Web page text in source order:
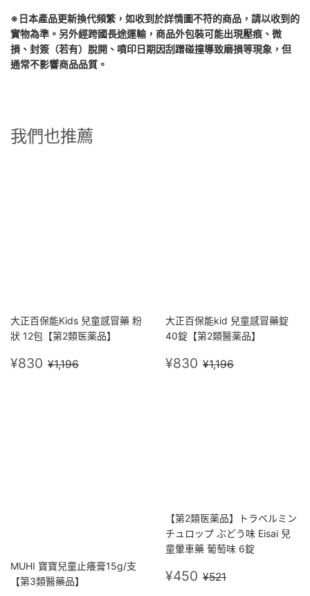
※日本產品更新換代頻繁，如收到於詳情圖不符的商品，請以收到的
實物為準。另外經跨國長途運輸，商品外包裝可能出現壓痕、微
損、封簽（若有）脫開、噴印日期因刮蹭碰撞導致磨損等現象，但
通常不影響商品品質。
我們也推薦
大正百保能Kids 兒童感冒藥 粉
狀 12包【第2類医薬品】
售
¥830 ¥830
定價
¥1,196
大正百保能kid 兒童感冒藥錠
40錠【第2類醫薬品】
售
¥830 ¥830
定價
¥1,196
MUHI 寶寶兒童止癢膏15g/支
【第3類醫藥品】
【第2類医薬品】トラベルミン
チュロップ ぶどう味 Eisai 兒
童暈車藥 葡萄味 6錠
售
¥450 ¥450
定價
¥521